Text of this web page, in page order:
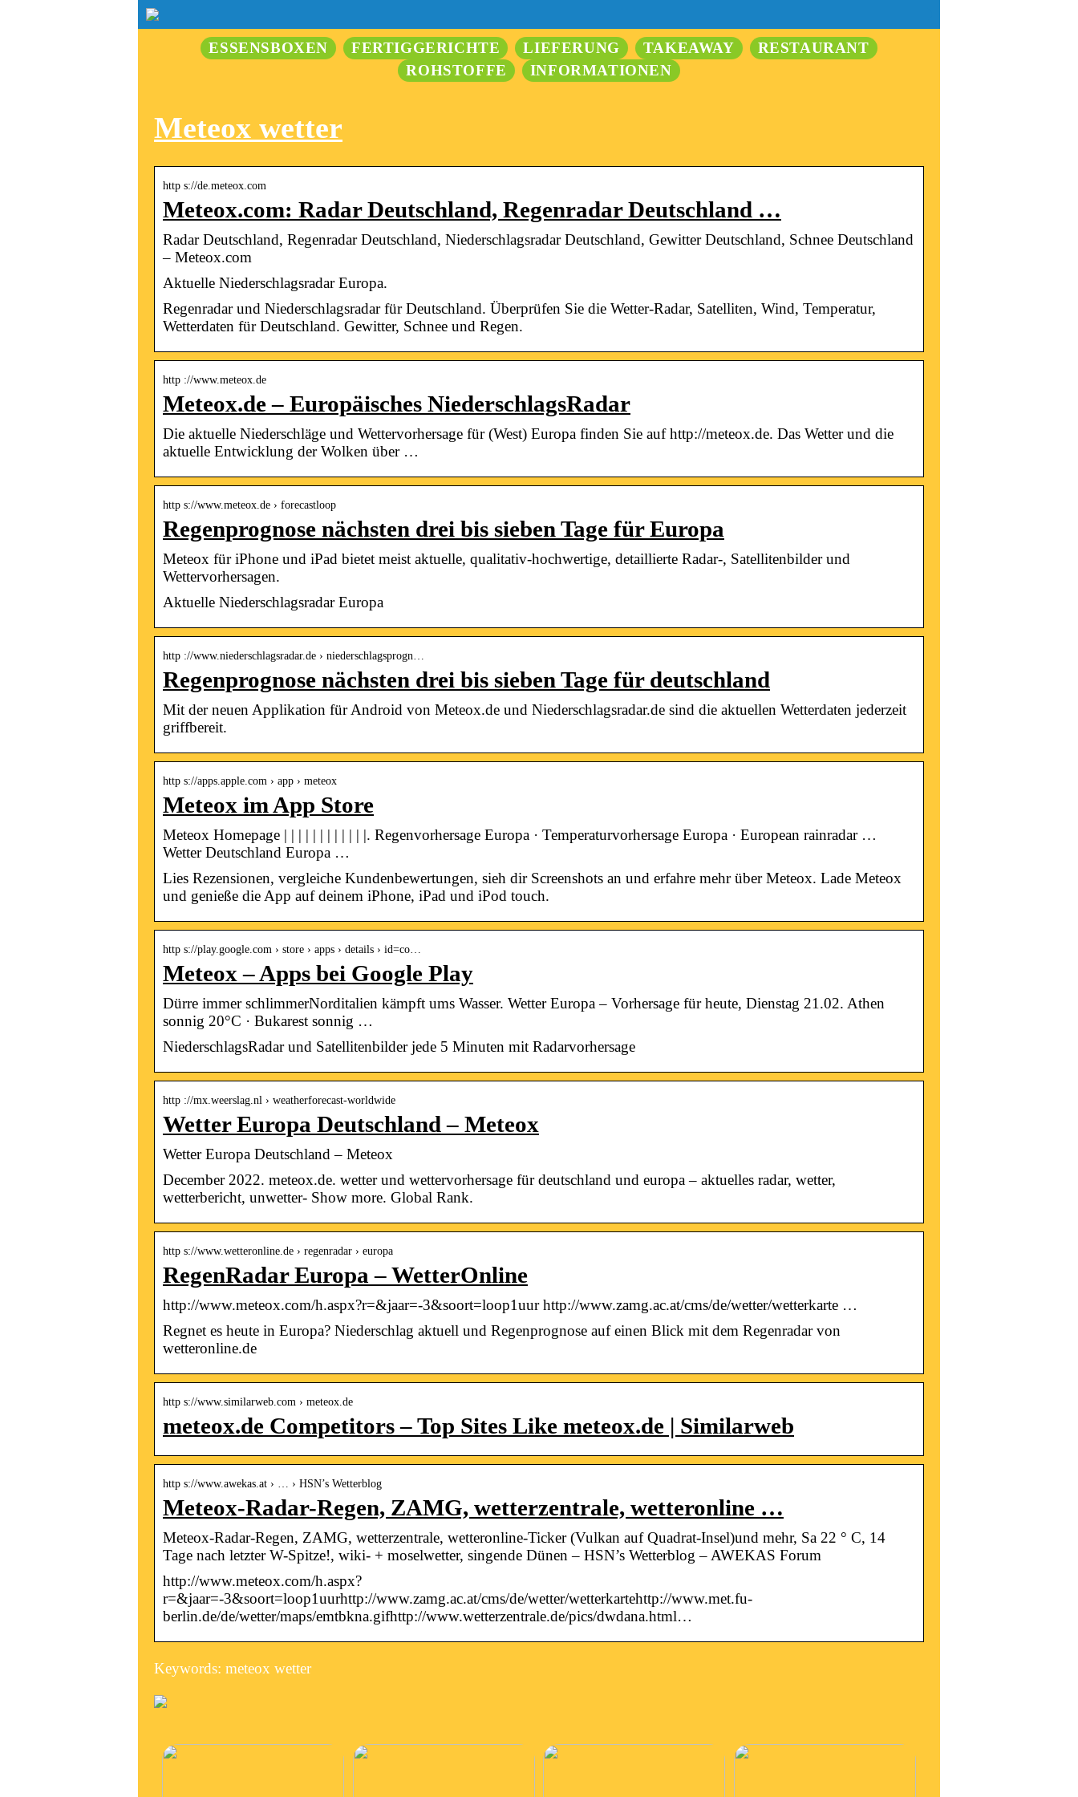
ESSENSBOXEN FERTIGGERICHTE LIEFERUNG TAKEAWAY
RESTAURANT
ROHSTOFFE
INFORMATIONEN
Meteox wetter
http s://de.meteox.com
Meteox.com: Radar Deutschland, Regenradar Deutschland …
Radar Deutschland, Regenradar Deutschland, Niederschlagsradar Deutschland, Gewitter Deutschland, Schnee Deutschland
– Meteox.com
Aktuelle Niederschlagsradar Europa.
Regenradar und Niederschlagsradar für Deutschland. Überprüfen Sie die Wetter-Radar, Satelliten, Wind, Temperatur,
Wetterdaten für Deutschland. Gewitter, Schnee und Regen.
http ://www.meteox.de
Meteox.de – Europäisches NiederschlagsRadar
Die aktuelle Niederschläge und Wettervorhersage für (West) Europa finden Sie auf http://meteox.de. Das Wetter und die
aktuelle Entwicklung der Wolken über …
http s://www.meteox.de › forecastloop
Regenprognose nächsten drei bis sieben Tage für Europa
Meteox für iPhone und iPad bietet meist aktuelle, qualitativ-hochwertige, detaillierte Radar-, Satellitenbilder und
Wettervorhersagen.
Aktuelle Niederschlagsradar Europa
http ://www.niederschlagsradar.de › niederschlagsprogn…
Regenprognose nächsten drei bis sieben Tage für deutschland
Mit der neuen Applikation für Android von Meteox.de und Niederschlagsradar.de sind die aktuellen Wetterdaten jederzeit
griffbereit.
http s://apps.apple.com › app › meteox
Meteox im App Store
Meteox Homepage | | | | | | | | | | | |. Regenvorhersage Europa · Temperaturvorhersage Europa · European rainradar …
Wetter Deutschland Europa …
Lies Rezensionen, vergleiche Kundenbewertungen, sieh dir Screenshots an und erfahre mehr über Meteox. Lade Meteox
und genieße die App auf deinem iPhone, iPad und iPod touch.
http s://play.google.com › store › apps › details › id=co…
Meteox – Apps bei Google Play
Dürre immer schlimmerNorditalien kämpft ums Wasser. Wetter Europa – Vorhersage für heute, Dienstag 21.02. Athen
sonnig 20°C · Bukarest sonnig …
NiederschlagsRadar und Satellitenbilder jede 5 Minuten mit Radarvorhersage
http ://mx.weerslag.nl › weatherforecast-worldwide
Wetter Europa Deutschland – Meteox
Wetter Europa Deutschland – Meteox
December 2022. meteox.de. wetter und wettervorhersage für deutschland und europa – aktuelles radar, wetter,
wetterbericht, unwetter- Show more. Global Rank.
http s://www.wetteronline.de › regenradar › europa
RegenRadar Europa – WetterOnline
http://www.meteox.com/h.aspx?r=&jaar=-3&soort=loop1uur http://www.zamg.ac.at/cms/de/wetter/wetterkarte …
Regnet es heute in Europa? Niederschlag aktuell und Regenprognose auf einen Blick mit dem Regenradar von
wetteronline.de
http s://www.similarweb.com › meteox.de
meteox.de Competitors – Top Sites Like meteox.de | Similarweb
http s://www.awekas.at › … › HSN’s Wetterblog
Meteox-Radar-Regen, ZAMG, wetterzentrale, wetteronline …
Meteox-Radar-Regen, ZAMG, wetterzentrale, wetteronline-Ticker (Vulkan auf Quadrat-Insel)und mehr, Sa 22 ° C, 14
Tage nach letzter W-Spitze!, wiki- + moselwetter, singende Dünen – HSN’s Wetterblog – AWEKAS Forum
http://www.meteox.com/h.aspx?
r=&jaar=-3&soort=loop1uurhttp://www.zamg.ac.at/cms/de/wetter/wetterkartehttp://www.met.fu-
berlin.de/de/wetter/maps/emtbkna.gifhttp://www.wetterzentrale.de/pics/dwdana.html…
Keywords: meteox wetter